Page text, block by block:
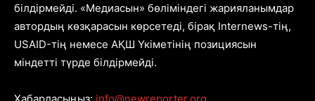
білдірмейді. «Медиасын» бөліміндегі жарияланымдар
автордың көзқарасын көрсетеді, бірақ Internews-тің,
USAID-тің немесе АҚШ Үкіметінің позициясын
міндетті түрде білдірмейді.
Хабарласыңыз: info@newreporter.org